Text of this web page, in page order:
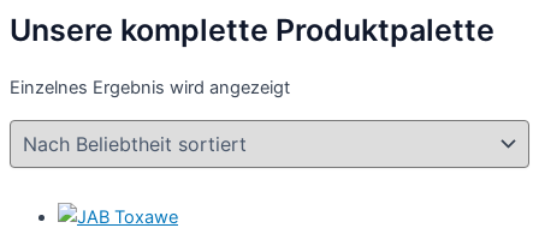
Unsere komplette Produktpalette
Einzelnes Ergebnis wird angezeigt